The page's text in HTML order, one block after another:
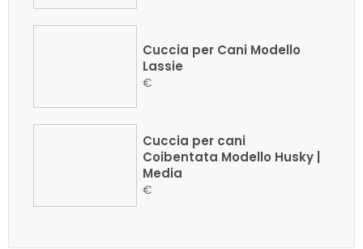
Cuccia per Cani Modello
Lassie
€
Cuccia per cani
Coibentata Modello Husky |
Media
€